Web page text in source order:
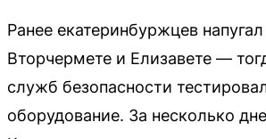
Ранее екатеринбуржцев
Вторчермете и Елизавете —
служб безопасности
оборудование. За несколько